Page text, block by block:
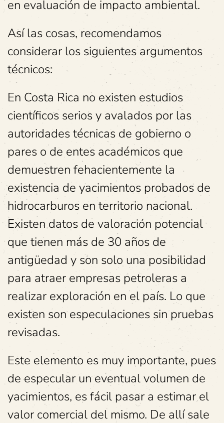
en evaluación de impacto ambiental.
Así las cosas, recomendamos
considerar los siguientes argumentos
técnicos:
En Costa Rica no existen estudios
científicos serios y avalados por las
autoridades técnicas de gobierno o
pares o de entes académicos que
demuestren fehacientemente la
existencia de yacimientos probados de
hidrocarburos en territorio nacional.
Existen datos de valoración potencial
que tienen más de 30 años de
antigüedad y son solo una posibilidad
para atraer empresas petroleras a
realizar exploración en el país. Lo que
existen son especulaciones sin pruebas
revisadas.
Este elemento es muy importante, pues
de especular un eventual volumen de
yacimientos, es fácil pasar a estimar el
valor comercial del mismo. De allí sale